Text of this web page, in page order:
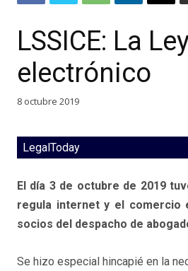
LSSICE: La
electrónico
8 octubre 2019
LegalToday
El día 3 de octubre de 2019
regula internet y el comercio
socios del despacho de
Se hizo especial hincapié en la